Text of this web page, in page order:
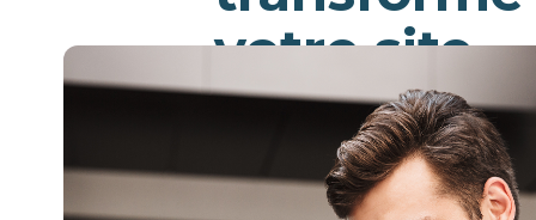
votre site
en levier
de